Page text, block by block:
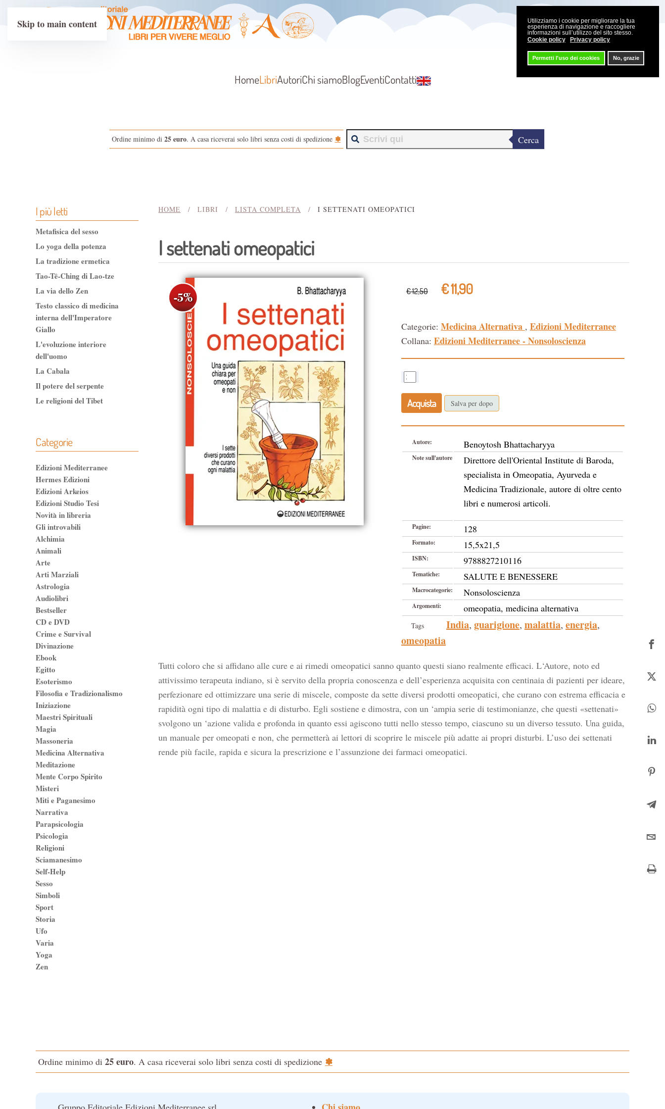
Utilizziamo i cookie per migliorare la tua
esperienza di navigazione e raccogliere
informazioni sull’utilizzo del sito stesso.
Cookie policy
Privacy policy
Permetti l'uso dei cookies No, grazie
Skip to main content
HomeLibriAutoriChi siamoBlogEventiContatti
Ordine minimo di 25 euro. A casa riceverai solo libri senza costi di spedizione ✽ Cerca
HOME LIBRI LISTA COMPLETA I SETTENATI OMEOPATICI
I settenati omeopatici
€ 12,50 € 11,90
Categorie: Medicina Alternativa , Edizioni Mediterranee
Collana: Edizioni Mediterranee - Nonsoloscienza
Acquista Salva per dopo
Autore: Benoytosh Bhattacharyya
Note sull'autore
Direttore dell'Oriental Institute di Baroda,
specialista in Omeopatia, Ayurveda e
Medicina Tradizionale, autore di oltre cento
libri e numerosi articoli.
Pagine: 128
Formato: 15,5x21,5
ISBN: 9788827210116
Tematiche: SALUTE E BENESSERE
Macrocategorie: Nonsoloscienza
Argomenti: omeopatia, medicina alternativa
Tags India, guarigione, malattia, energia,
omeopatia
Tutti coloro che si affidano alle cure e ai rimedi omeopatici sanno quanto questi siano realmente efficaci. L‘Autore, noto ed
attivissimo terapeuta indiano, si è servito della propria conoscenza e dell’esperienza acquisita con centinaia di pazienti per ideare,
perfezionare ed ottimizzare una serie di miscele, composte da sette diversi prodotti omeopatici, che curano con estrema efficacia e
rapidità ogni tipo di malattia e di disturbo. Egli sostiene e dimostra, con un ‘ampia serie di testimonianze, che questi «settenati»
svolgono un ‘azione valida e profonda in quanto essi agiscono tutti nello stesso tempo, ciascuno su un diverso tessuto. Una guida,
un manuale per omeopati e non, che permetterà ai lettori di scoprire le miscele più adatte ai propri disturbi. L’uso dei settenati
rende più facile, rapida e sicura la prescrizione e l’assunzione dei farmaci omeopatici.
I più letti
Metafisica del sesso
Lo yoga della potenza
La tradizione ermetica
Tao-Tê-Ching di Lao-tze
La via dello Zen
Testo classico di medicina
interna dell'Imperatore
Giallo
L'evoluzione interiore
dell'uomo
La Cabala
Il potere del serpente
Le religioni del Tibet
Categorie
Edizioni Mediterranee
Hermes Edizioni
Edizioni Arkeios
Edizioni Studio Tesi
Novità in libreria
Gli introvabili
Alchimia
Animali
Arte
Arti Marziali
Astrologia
Audiolibri
Bestseller
CD e DVD
Crime e Survival
Divinazione
Ebook
Egitto
Esoterismo
Filosofia e Tradizionalismo
Iniziazione
Maestri Spirituali
Magia
Massoneria
Medicina Alternativa
Meditazione
Mente Corpo Spirito
Misteri
Miti e Paganesimo
Narrativa
Parapsicologia
Psicologia
Religioni
Sciamanesimo
Self-Help
Sesso
Simboli
Sport
Storia
Ufo
Varia
Yoga
Zen
Ordine minimo di 25 euro. A casa riceverai solo libri senza costi di spedizione ✽